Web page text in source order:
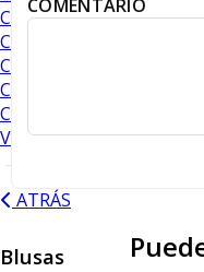
Camisas Piqué
Camisas Oxford
Camisas lisas y texturas
Camisas con diseño
Camisas con cuadros
VER TODO
ATRÁS
Blusas
COMENTARIO